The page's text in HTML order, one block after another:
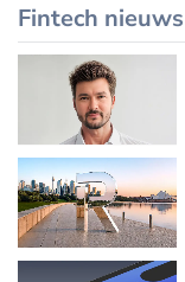
Fintech nieuws